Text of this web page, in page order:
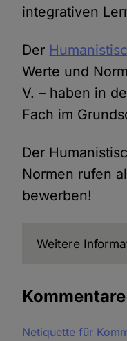
integrativen
Der
Werte und
V. – haben in
Fach im
Der
Normen rufen
bewerben!
Weitere
Kommentare
Netiquette für